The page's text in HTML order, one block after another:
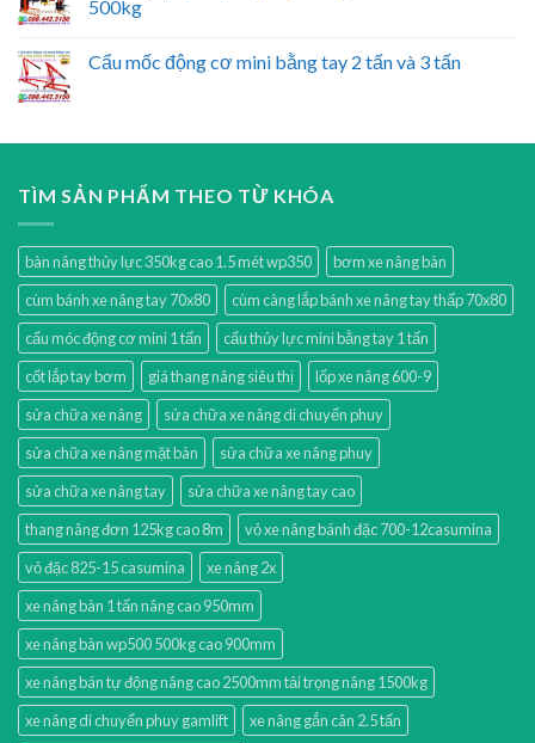
500kg
Cẩu mốc động cơ mini bằng tay 2 tấn và 3 tấn
TÌM SẢN PHẨM THEO TỪ KHÓA
bàn nâng thủy lực 350kg cao 1.5 mét wp350
bơm xe nâng bàn
cùm bánh xe nâng tay 70x80
cùm càng lắp bánh xe nâng tay thấp 70x80
cẩu móc động cơ mini 1 tấn
cẩu thủy lực mini bằng tay 1 tấn
cốt lắp tay bơm
giá thang nâng siêu thị
lốp xe nâng 600-9
sửa chữa xe nâng
sửa chữa xe nâng di chuyển phuy
sửa chữa xe nâng mặt bàn
sửa chữa xe nâng phuy
sửa chữa xe nâng tay
sửa chữa xe nâng tay cao
thang nâng đơn 125kg cao 8m
vỏ xe nâng bánh đặc 700-12casumina
vỏ đặc 825-15 casumina
xe nâng 2x
xe nâng bàn 1 tấn nâng cao 950mm
xe nâng bàn wp500 500kg cao 900mm
xe nâng bán tự động nâng cao 2500mm tải trọng nâng 1500kg
xe nâng di chuyển phuy gamlift
xe nâng gắn cân 2.5 tấn